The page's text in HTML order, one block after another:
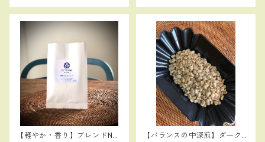
った方への贈答用に最適！
【軽やか・香り】ブレンドNo.
【バランスの中深煎】ダーク